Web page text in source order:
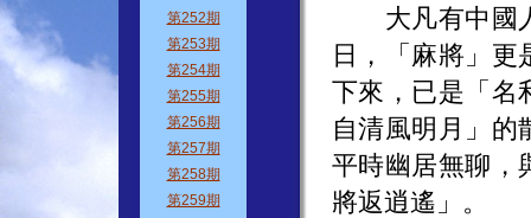
大凡有中國人
日，「麻將」更
下來，已是「名
自清風明月」的
平時幽居無聊，
將返逍遙」。